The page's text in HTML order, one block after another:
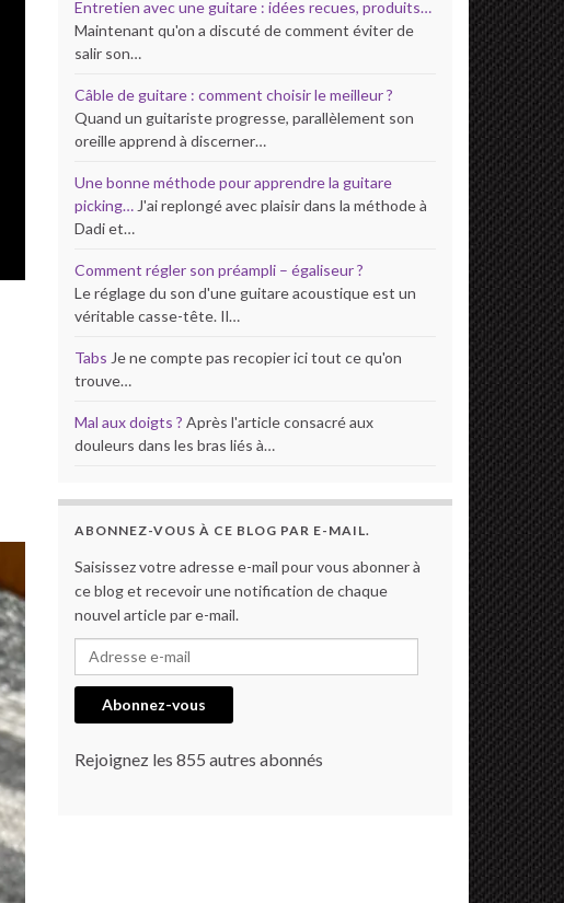
Entretien avec une guitare : idées recues, produits…
Maintenant qu'on a discuté de comment éviter de
salir son…
Câble de guitare : comment choisir le meilleur ?
Quand un guitariste progresse, parallèlement son
oreille apprend à discerner…
Une bonne méthode pour apprendre la guitare
picking… J'ai replongé avec plaisir dans la méthode à
Dadi et…
Comment régler son préampli – égaliseur ?
Le réglage du son d'une guitare acoustique est un
véritable casse-tête. Il…
Tabs Je ne compte pas recopier ici tout ce qu'on
trouve…
Mal aux doigts ? Après l'article consacré aux
douleurs dans les bras liés à…
ABONNEZ-VOUS À CE BLOG PAR E-MAIL.
Saisissez votre adresse e-mail pour vous abonner à
ce blog et recevoir une notification de chaque
nouvel article par e-mail.
Adresse e-mail
Abonnez-vous
Rejoignez les 855 autres abonnés